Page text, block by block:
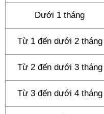
Dưới 1 tháng
Từ 1 đến dưới 2 tháng
Từ 2 đến dưới 3 tháng
Từ 3 đến dưới 4 tháng